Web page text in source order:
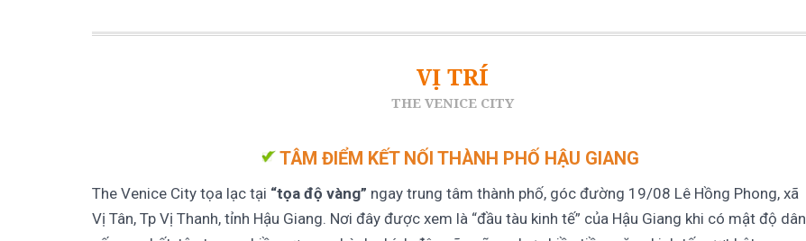
VỊ TRÍ
THE VENICE CITY
TÂM ĐIỂM KẾT NỐI THÀNH PHỐ HẬU GIANG
The Venice City tọa lạc tại “tọa độ vàng” ngay trung tâm thành phố, góc đường 19/08 Lê Hồng Phong, xã
Vị Tân, Tp Vị Thanh, tỉnh Hậu Giang. Nơi đây được xem là “đầu tàu kinh tế” của Hậu Giang khi có mật độ dân